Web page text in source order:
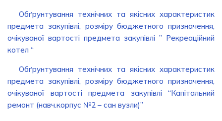
Обґрунтування технічних та якісних характеристик
предмета закупівлі, розміру бюджетного призначення,
очікуваної вартості предмета закупівлі ” Рекреаційний
котел “
Обґрунтування технічних та якісних характеристик
предмета закупівлі, розміру бюджетного призначення,
очікуваної вартості предмета закупівлі “Капітальний
ремонт (навч.корпус №2 – сан вузли)”